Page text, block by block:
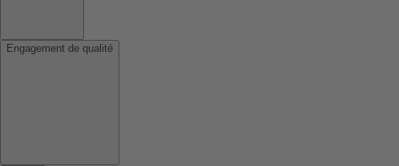
Engagement de qualité